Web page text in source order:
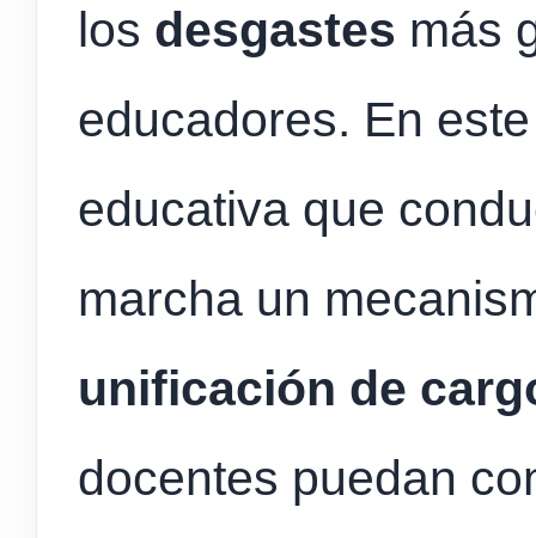
los desgastes más
educadores. En
educativa que
marcha un
unificación de
docentes puedan